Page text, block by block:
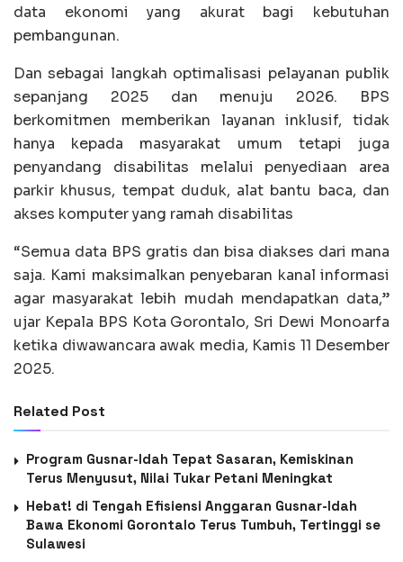
data ekonomi yang akurat bagi kebutuhan
pembangunan.
Dan sebagai langkah optimalisasi pelayanan publik
sepanjang 2025 dan menuju 2026. BPS
berkomitmen memberikan layanan inklusif, tidak
hanya kepada masyarakat umum tetapi juga
penyandang disabilitas melalui penyediaan area
parkir khusus, tempat duduk, alat bantu baca, dan
akses komputer yang ramah disabilitas
“Semua data BPS gratis dan bisa diakses dari mana
saja. Kami maksimalkan penyebaran kanal informasi
agar masyarakat lebih mudah mendapatkan data,”
ujar Kepala BPS Kota Gorontalo, Sri Dewi Monoarfa
ketika diwawancara awak media, Kamis 11 Desember
2025.
Related Post
Program Gusnar-Idah Tepat Sasaran, Kemiskinan
Terus Menyusut, Nilai Tukar Petani Meningkat
Hebat! di Tengah Efisiensi Anggaran Gusnar-Idah
Bawa Ekonomi Gorontalo Terus Tumbuh, Tertinggi se
Sulawesi